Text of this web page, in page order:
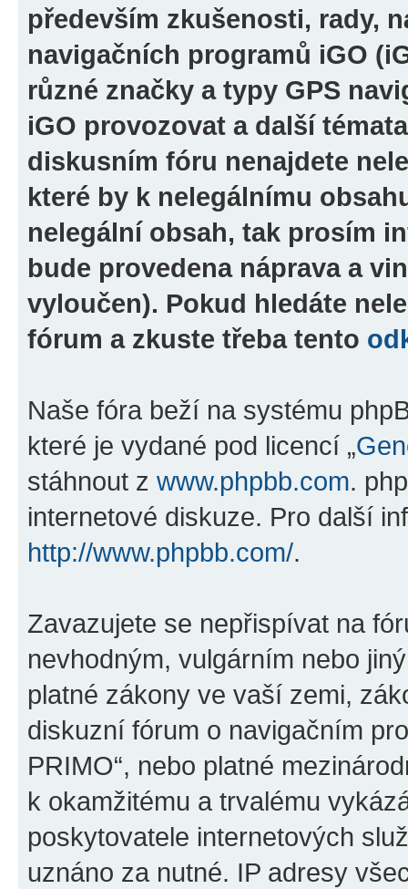
především zkušenosti, rady,
navigačních programů iGO
různé značky a typy GPS
iGO provozovat a další
diskusním fóru nenajdete
které by k nelegálnímu
nelegální obsah, tak prosím
bude provedena náprava a
vyloučen). Pokud hledáte
fórum a zkuste třeba tento
Naše fóra beží na systému
které je vydané pod licencí „
stáhnout z www.phpbb.com.
internetové diskuze. Pro další
http://www.phpbb.com/.
Zavazujete se nepřispívat na
nevhodným, vulgárním nebo
platné zákony ve vaší zemi,
diskuzní fórum o navigačním
PRIMO“, nebo platné
k okamžitému a trvalému
poskytovatele internetových
uznáno za nutné. IP adresy